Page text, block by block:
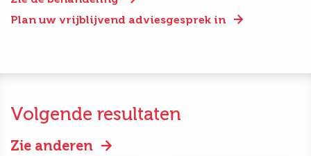
Plan uw vrijblijvend adviesgesprek in
Volgende resultaten
Zie anderen